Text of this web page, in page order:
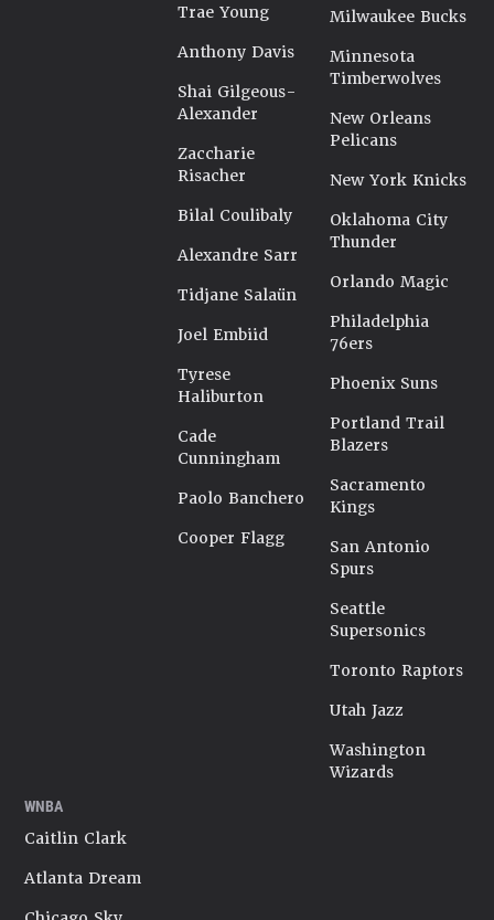
Trae Young
Anthony Davis
Shai Gilgeous-
Alexander
Zaccharie
Risacher
Bilal Coulibaly
Alexandre Sarr
Tidjane Salaün
Joel Embiid
Tyrese
Haliburton
Cade
Cunningham
Paolo Banchero
Cooper Flagg
Milwaukee Bucks
Minnesota
Timberwolves
New Orleans
Pelicans
New York Knicks
Oklahoma City
Thunder
Orlando Magic
Philadelphia
76ers
Phoenix Suns
Portland Trail
Blazers
Sacramento
Kings
San Antonio
Spurs
Seattle
Supersonics
Toronto Raptors
Utah Jazz
Washington
Wizards
WNBA
Caitlin Clark
Atlanta Dream